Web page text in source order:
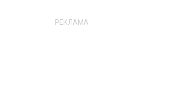
РЕКЛАМА